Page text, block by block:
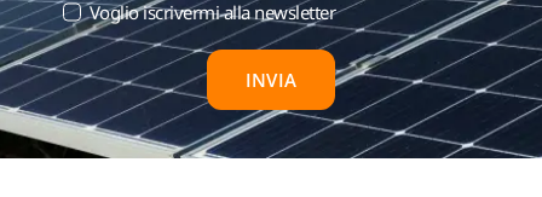
Voglio iscrivermi alla newsletter
INVIA